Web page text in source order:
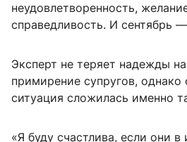
неудовлетворенность,
справедливость. И сентябрь
Эксперт не теряет надежды
примирение супругов, однако
ситуация сложилась именно
«Я буду счастлива, если они